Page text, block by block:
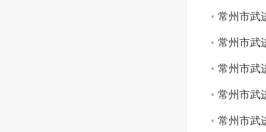
常州市武
常州市武
常州市武
常州市武
常州市武